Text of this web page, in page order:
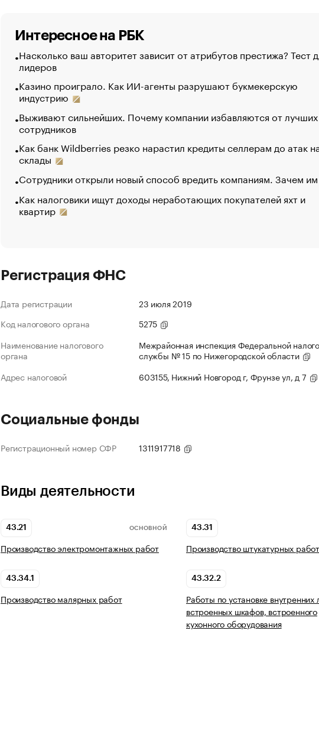
Интересное на РБК
Насколько ваш авторитет зависит от атрибутов престижа? Тест
лидеров
Казино проиграло. Как ИИ-агенты разрушают букмекерскую
индустрию
Выживают сильнейших. Почему компании избавляются от лучших
сотрудников
Как банк Wildberries резко нарастил кредиты селлерам до атак
склады
Сотрудники открыли новый способ вредить компаниям. Зачем
Как налоговики ищут доходы неработающих покупателей яхт и
квартир
Регистрация ФНС
Дата регистрации
23 июля 2019
Код налогового органа
5275
Наименование налогового
органа
Межрайонная инспекция Федеральной
службы № 15 по Нижегородской области
Адрес налоговой
603155, Нижний Новгород г, Фрунзе ул, д 7
Социальные фонды
Регистрационный номер СФР 1311917718
Виды деятельности
43.21 ОСНОВНОЙ
Производство электромонтажных работ
43.31
Производство штукатурных работ
43.34.1
Производство малярных работ
43.32.2
Работы по установке внутренних
встроенных шкафов, встроенного
кухонного оборудования